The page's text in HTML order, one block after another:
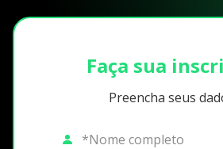
Faça sua
Preencha seus